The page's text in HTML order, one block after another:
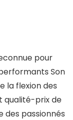
pour
Son
la flexion des
qualité-prix de
des passionnés